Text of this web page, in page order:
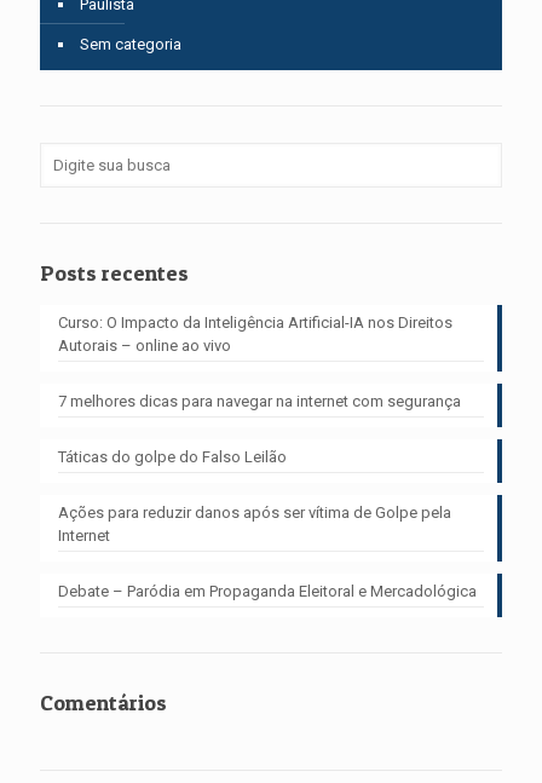
Paulista
Sem categoria
Posts recentes
Curso: O Impacto da Inteligência Artificial-IA nos Direitos
Autorais – online ao vivo
7 melhores dicas para navegar na internet com segurança
Táticas do golpe do Falso Leilão
Ações para reduzir danos após ser vítima de Golpe pela
Internet
Debate – Paródia em Propaganda Eleitoral e Mercadológica
Comentários